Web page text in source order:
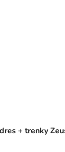
+ trenky